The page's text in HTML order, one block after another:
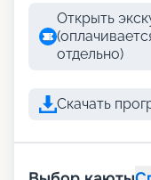
Открыть
отдельно)
Скачать